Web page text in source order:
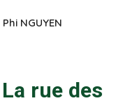
Phi NGUYEN
rue des